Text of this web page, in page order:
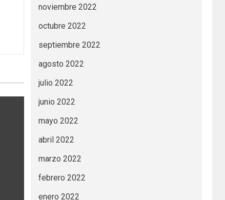
noviembre 2022
octubre 2022
septiembre 2022
agosto 2022
julio 2022
junio 2022
mayo 2022
abril 2022
marzo 2022
febrero 2022
enero 2022